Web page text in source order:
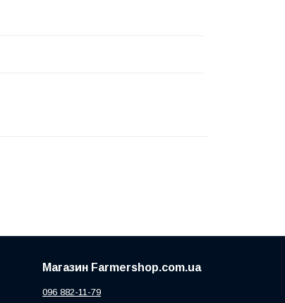
Магазин Farmershop.com.ua
096 882-11-79